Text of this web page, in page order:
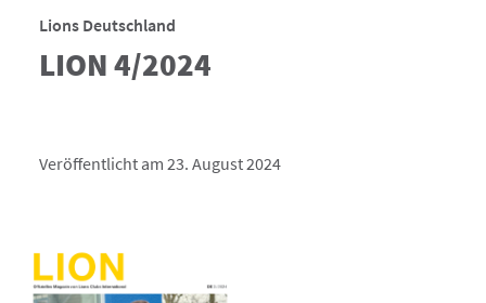
Lions Deutschland
LION 4/2024
Veröffentlicht am 23. August 2024